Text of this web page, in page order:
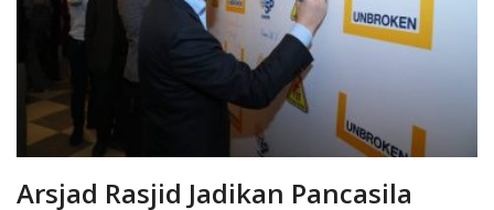
Arsjad Rasjid Jadikan Pancasila